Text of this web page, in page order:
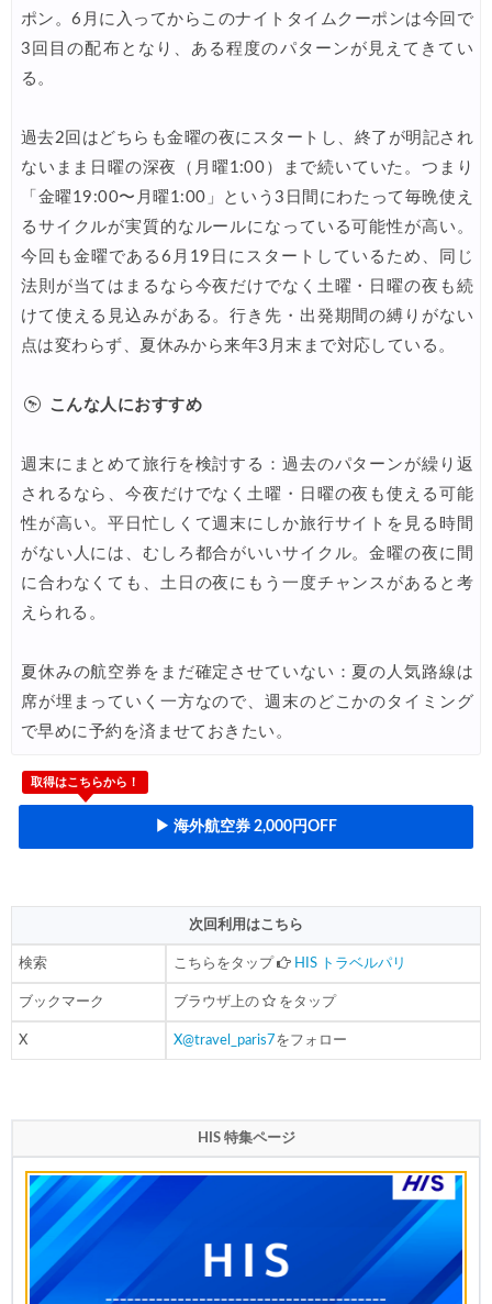
ポン。6月に入ってからこのナイトタイムクーポンは今回で
3回目の配布となり、ある程度のパターンが見えてきてい
る。
過去2回はどちらも金曜の夜にスタートし、終了が明記され
ないまま日曜の深夜（月曜1:00）まで続いていた。つまり
「金曜19:00〜月曜1:00」という3日間にわたって毎晩使え
るサイクルが実質的なルールになっている可能性が高い。
今回も金曜である6月19日にスタートしているため、同じ
法則が当てはまるなら今夜だけでなく土曜・日曜の夜も続
けて使える見込みがある。行き先・出発期間の縛りがない
点は変わらず、夏休みから来年3月末まで対応している。
こんな人におすすめ
週末にまとめて旅行を検討する：過去のパターンが繰り返
されるなら、今夜だけでなく土曜・日曜の夜も使える可能
性が高い。平日忙しくて週末にしか旅行サイトを見る時間
がない人には、むしろ都合がいいサイクル。金曜の夜に間
に合わなくても、土日の夜にもう一度チャンスがあると考
えられる。
夏休みの航空券をまだ確定させていない：夏の人気路線は
席が埋まっていく一方なので、週末のどこかのタイミング
で早めに予約を済ませておきたい。
取得はこちらから！
▶ 海外航空券 2,000円OFF
次回利用はこちら
検索 こちらをタップ HIS トラベルパリ
ブックマーク ブラウザ上の をタップ
X X@travel_paris7をフォロー
HIS 特集ページ